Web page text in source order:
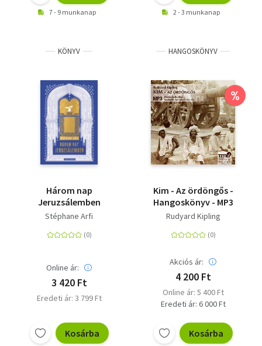
7 - 9 munkanap 2 - 3 munkanap
KÖNYV
Három nap
Jeruzsálemben
Stéphane Arfi
Online ár:
3 420 Ft
Eredeti ár: 3 799 Ft
Kosárba
HANGOSKÖNYV
%
Kim - Az ördöngős -
Hangoskönyv - MP3
Rudyard Kipling
Akciós ár:
4 200 Ft
Online ár: 5 400 Ft
Eredeti ár: 6 000 Ft
Kosárba